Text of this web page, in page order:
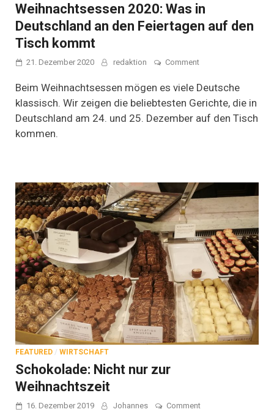
Weihnachtsessen 2020: Was in
Deutschland an den Feiertagen auf den
Tisch kommt
21. Dezember 2020 redaktion Commenton
2020:
Was
in
Deutschland
Tisch
Beim Weihnachtsessen mögen es viele Deutsche
klassisch. Wir zeigen die beliebtesten Gerichte, die in
Deutschland am 24. und 25. Dezember auf den Tisch
kommen.
FEATURED / WIRTSCHAFT
Schokolade: Nicht nur zur
Weihnachtszeit
16. Dezember 2019 Johannes Commenton